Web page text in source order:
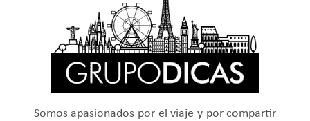
Somos apasionados por el viaje y por compartir